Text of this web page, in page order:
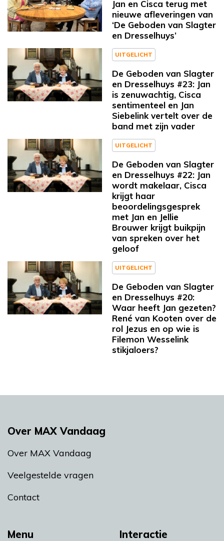
Jan en Cisca terug met
nieuwe afleveringen van
‘De Geboden van Slagter
en Dresselhuys’
UITGELICHT
De Geboden van Slagter
en Dresselhuys #23: Jan
is zenuwachtig, Cisca
sentimenteel en Jan
Siebelink vertelt over de
band met zijn vader
UITGELICHT
De Geboden van Slagter
en Dresselhuys #22: Jan
wordt makelaar, Cisca
krijgt haar
beoordelingsgesprek
met Jan en Jellie
Brouwer krijgt buikpijn
van spreken over het
geloof
UITGELICHT
De Geboden van Slagter
en Dresselhuys #20:
Waar heeft Jan gezeten?
René van Kooten over de
rol Jezus en op wie is
Filemon Wesselink
stikjaloers?
Menu Interactie
Over MAX Vandaag
Over MAX Vandaag
Veelgestelde vragen
Contact